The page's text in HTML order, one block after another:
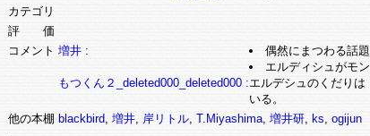
カテゴリ
評 価
コメント 増井 :
偶然にまつわる話
エルディシュがモ
もつくん２_deleted000_deleted000 :エルデシュのくだり
いる。
他の本棚 blackbird, 増井, 岸リトル, T.Miyashima, 増井研, ks, ogijun